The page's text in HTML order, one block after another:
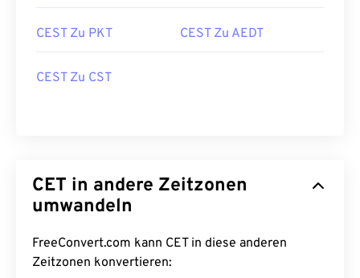
CEST Zu PKT CEST Zu AEDT
CEST Zu CST
CET in andere Zeitzonen
umwandeln
FreeConvert.com kann CET in diese anderen
Zeitzonen konvertieren: